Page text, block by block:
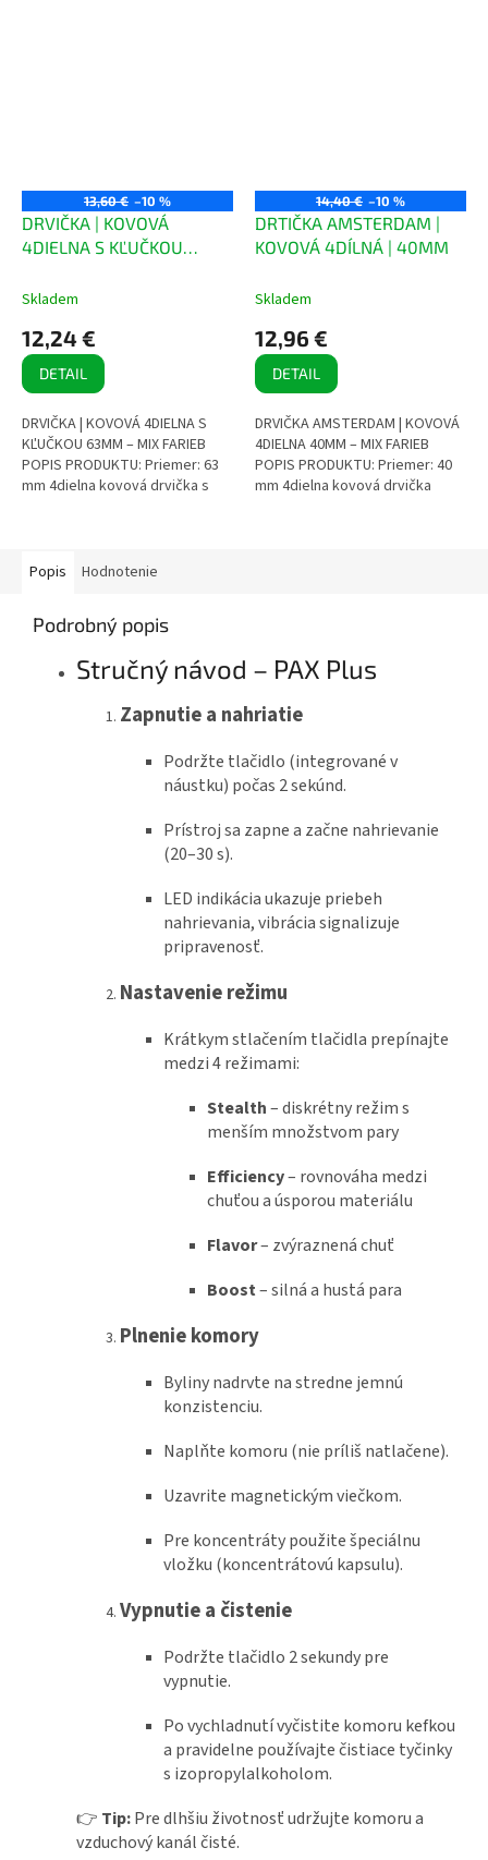
13,60 € –10 %
DRVIČKA | KOVOVÁ
4DIELNA S KĽUČKOU
Skladem
12,24 €
DETAIL
DRVIČKA | KOVOVÁ 4DIELNA S
KĽUČKOU 63MM – MIX FARIEB
POPIS PRODUKTU: Priemer: 63
mm 4dielna kovová drvička s
14,40 € –10 %
DRTIČKA AMSTERDAM |
KOVOVÁ 4DÍLNÁ | 40MM
Skladem
12,96 €
DETAIL
DRVIČKA AMSTERDAM | KOVOVÁ
4DIELNA 40MM – MIX FARIEB
POPIS PRODUKTU: Priemer: 40
mm 4dielna kovová drvička
Popis Hodnotenie
Podrobný popis
Stručný návod – PAX Plus
Zapnutie a nahriatie
Podržte tlačidlo (integrované v
náustku) počas 2 sekúnd.
Prístroj sa zapne a začne nahrievanie
(20–30 s).
LED indikácia ukazuje priebeh
nahrievania, vibrácia signalizuje
pripravenosť.
Nastavenie režimu
Krátkym stlačením tlačidla prepínajte
medzi 4 režimami:
Stealth– diskrétny režim s
menším množstvom pary
Efficiency– rovnováha medzi
chuťou a úsporou materiálu
Flavor– zvýraznená chuť
Boost– silná a hustá para
Plnenie komory
Byliny nadrvte na stredne jemnú
konzistenciu.
Naplňte komoru (nie príliš natlačene).
Uzavrite magnetickým viečkom.
Pre koncentráty použite špeciálnu
vložku (koncentrátovú kapsulu).
Vypnutie a čistenie
Podržte tlačidlo 2 sekundy pre
vypnutie.
Po vychladnutí vyčistite komoru kefkou
a pravidelne používajte čistiace tyčinky
s izopropylalkoholom.
👉 Tip:Pre dlhšiu životnosť udržujte komoru a
vzduchový kanál čisté.